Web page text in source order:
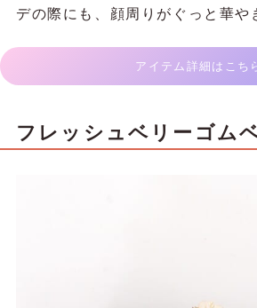
デの際にも、顔周りがぐっと華や
アイテム詳細はこち
フレッシュベリーゴム